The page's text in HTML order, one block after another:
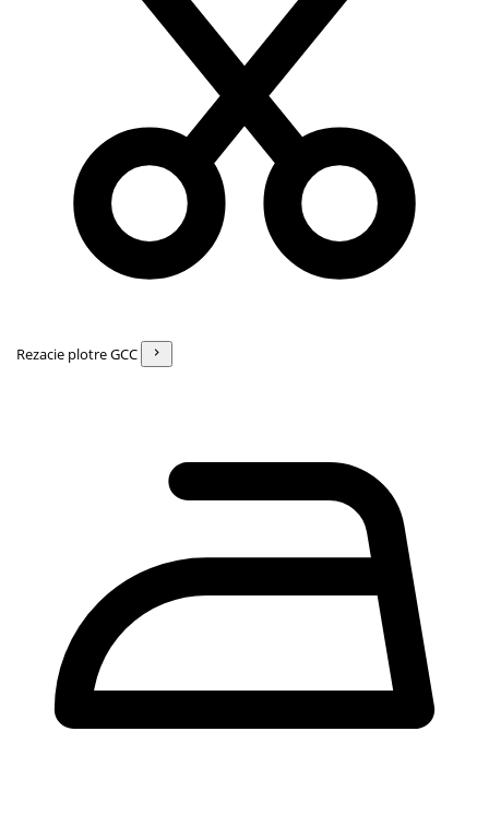
Rezacie plotre GCC